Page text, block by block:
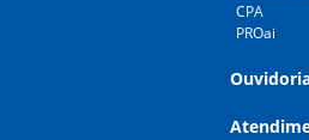
CPA
PROai